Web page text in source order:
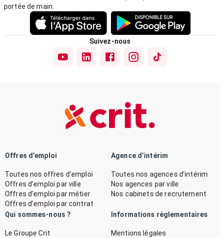
portée de main.
Suivez-nous
Offres d’emploi
Toutes nos offres d’emploi
Offres d’emploi par ville
Offres d’emploi par métier
Offres d’emploi par contrat
Agence d’intérim
Toutes nos agences d’intérim
Nos agences par ville
Nos cabinets de recrutement
Qui sommes-nous ?
Le Groupe Crit
Informations réglementaires
Mentions légales